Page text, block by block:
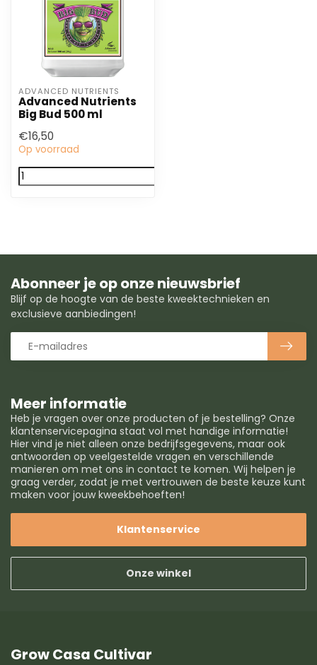
ADVANCED NUTRIENTS
Advanced Nutrients
Big Bud 500 ml
€16,50
Op voorraad
Meer informatie
Heb je vragen over onze producten of je bestelling? Onze
klantenservicepagina staat vol met handige informatie!
Hier vind je niet alleen onze bedrijfsgegevens, maar ook
antwoorden op veelgestelde vragen en verschillende
manieren om met ons in contact te komen. Wij helpen je
graag verder, zodat je met vertrouwen de beste keuze kunt
maken voor jouw kweekbehoeften!
Klantenservice
Onze winkel
Abonneer je op onze nieuwsbrief
Blijf op de hoogte van de beste kweektechnieken en
exclusieve aanbiedingen!
Grow Casa Cultivar